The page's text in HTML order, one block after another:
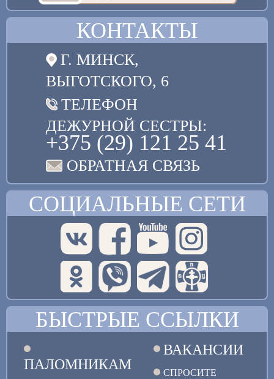
КОНТАКТЫ
Г. МИНСК,
ВЫГОТСКОГО, 6
ТЕЛЕФОН
ДЕЖУРНОЙ СЕСТРЫ:
+375 (29) 121 25 41
ОБРАТНАЯ СВЯЗЬ
СОЦИАЛЬНЫЕ СЕТИ
БЫСТРЫЕ ССЫЛКИ
ПАЛОМНИКАМ
ВАКАНСИИ
СПРОСИТЕ